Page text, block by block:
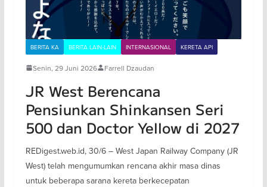
BERITA KA BERITA LAIN-LAIN INTERNASIONAL KERETA API
Senin, 29 Juni 2026 Farrell Dzaudan
JR West Berencana
Pensiunkan Shinkansen Seri
500 dan Doctor Yellow di 2027
REDigest.web.id, 30/6 – West Japan Railway Company (JR
West) telah mengumumkan rencana akhir masa dinas
untuk beberapa sarana kereta berkecepatan